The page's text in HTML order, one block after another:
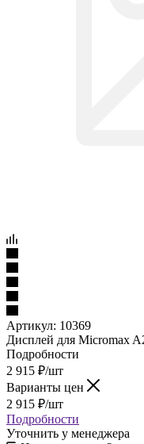
Артикул:
Дисплей для Micromax
Подробности
Варианты цен
2 915₽/шт
Подробности
Уточнить у менеджера
Нашли дешевле?
Под заказ
Наши менеджеры
условия есть ли товар в